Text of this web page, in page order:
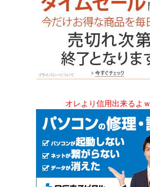
オレより信用出来るよｗ